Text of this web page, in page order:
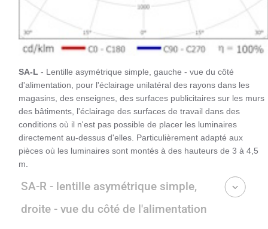
SA-L - Lentille asymétrique simple, gauche - vue du côté
d'alimentation, pour l'éclairage unilatéral des rayons dans les
magasins, des enseignes, des surfaces publicitaires sur les murs
des bâtiments, l'éclairage des surfaces de travail dans des
conditions où il n'est pas possible de placer les luminaires
directement au-dessus d'elles. Particulièrement adapté aux
pièces où les luminaires sont montés à des hauteurs de 3 à 4,5
m.
SA-R - lentille asymétrique simple,
droite - vue du côté de l'alimentation